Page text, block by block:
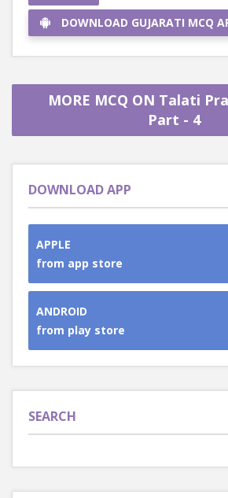
DOWNLOAD GUJARATI MCQ
MORE MCQ ON Talati
Part - 4
DOWNLOAD APP
APPLE
from app store
ANDROID
from play store
SEARCH